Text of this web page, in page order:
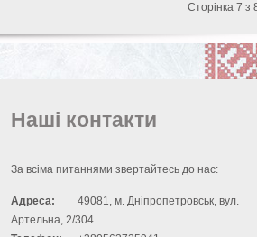
Сторінка 7 з
Наші контакти
За всіма питаннями звертайтесь до нас:
Адреса:
49081, м. Дніпропетровськ, вул.
Артельна, 2/304.